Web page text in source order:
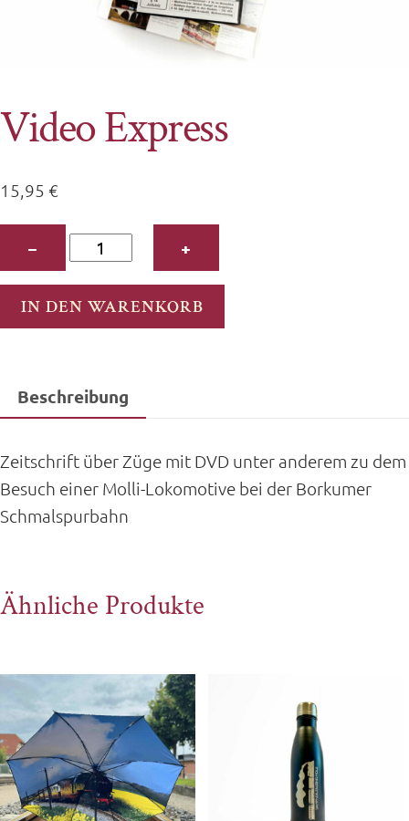
Video Express
15,95 €
−
Video
Express
Menge
+
IN DEN WARENKORB
Beschreibung
Zeitschrift über Züge mit DVD unter anderem zu dem
Besuch einer Molli-Lokomotive bei der Borkumer
Schmalspurbahn
Ähnliche Produkte